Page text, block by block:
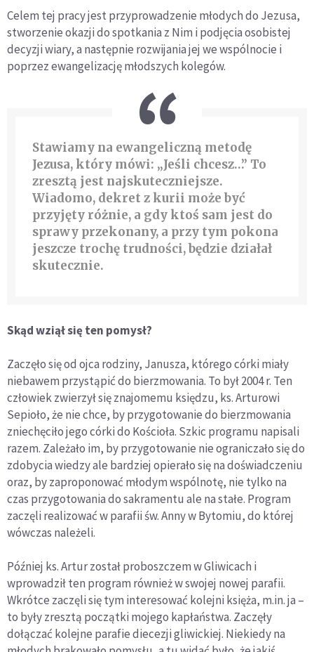
Celem tej pracy jest przyprowadzenie młodych do Jezusa,
stworzenie okazji do spotkania z Nim i podjęcia osobistej
decyzji wiary, a następnie rozwijania jej we wspólnocie i
poprzez ewangelizację młodszych kolegów.
Stawiamy na ewangeliczną metodę
Jezusa, który mówi: „Jeśli chcesz…” To
zresztą jest najskuteczniejsze.
Wiadomo, dekret z kurii może być
przyjęty różnie, a gdy ktoś sam jest do
sprawy przekonany, a przy tym pokona
jeszcze trochę trudności, będzie działał
skutecznie.
Skąd wziął się ten pomysł?
Zaczęło się od ojca rodziny, Janusza, którego córki miały
niebawem przystąpić do bierzmowania. To był 2004 r. Ten
człowiek zwierzył się znajomemu księdzu, ks. Arturowi
Sepioło, że nie chce, by przygotowanie do bierzmowania
zniechęciło jego córki do Kościoła. Szkic programu napisali
razem. Zależało im, by przygotowanie nie ograniczało się do
zdobycia wiedzy ale bardziej opierało się na doświadczeniu
oraz, by zaproponować młodym wspólnotę, nie tylko na
czas przygotowania do sakramentu ale na stałe. Program
zaczęli realizować w parafii św. Anny w Bytomiu, do której
wówczas należeli.
Później ks. Artur został proboszczem w Gliwicach i
wprowadził ten program również w swojej nowej parafii.
Wkrótce zaczęli się tym interesować kolejni księża, m.in. ja –
to były zresztą początki mojego kapłaństwa. Zaczęły
dołączać kolejne parafie diecezji gliwickiej. Niekiedy na